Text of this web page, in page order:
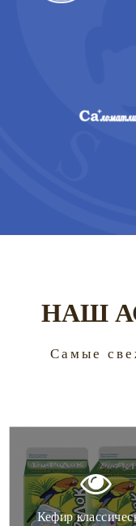
НАШ
Самые
Кефир